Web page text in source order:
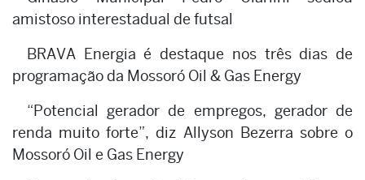
amistoso interestadual de futsal
BRAVA Energia é destaque nos três dias de
programação da Mossoró Oil & Gas Energy
“Potencial gerador de empregos, gerador de
renda muito forte”, diz Allyson Bezerra sobre o
Mossoró Oil e Gas Energy